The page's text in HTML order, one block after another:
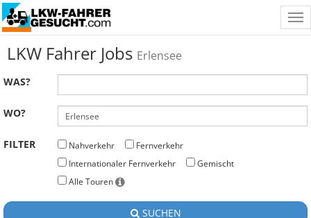
LKW Fahrer Jobs Erlensee
WAS?
WO?
FILTER Nahverkehr
Fernverkehr
Internationaler Fernverkehr
Gemischt
Alle Touren
SUCHEN